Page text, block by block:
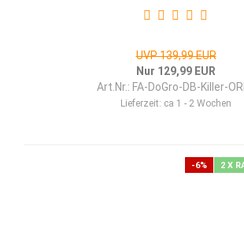
UVP 139,99 EUR
Nur 129,99 EUR
Art.Nr.: FA-DoGro-DB-Killer-
Lieferzeit: ca 1 - 2 Wochen
-6% 2 X